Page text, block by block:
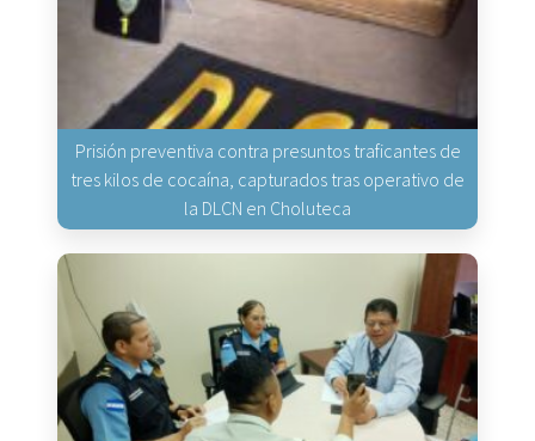
Prisión preventiva contra presuntos traficantes de
tres kilos de cocaína, capturados tras operativo de
la DLCN en Choluteca